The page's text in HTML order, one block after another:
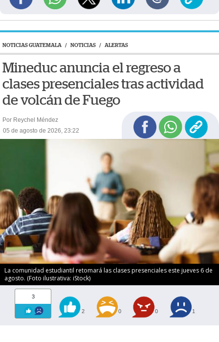
NOTICIAS GUATEMALA / NOTICIAS / ALERTAS
Mineduc anuncia el regreso a
clases presenciales tras actividad
de volcán de Fuego
Por Reychel Méndez
05 de agosto de 2026, 23:22
La comunidad estudiantil retomará las clases presenciales este jueves 6 de
agosto. (Foto ilustrativa: iStock)
3
2 0 0 1